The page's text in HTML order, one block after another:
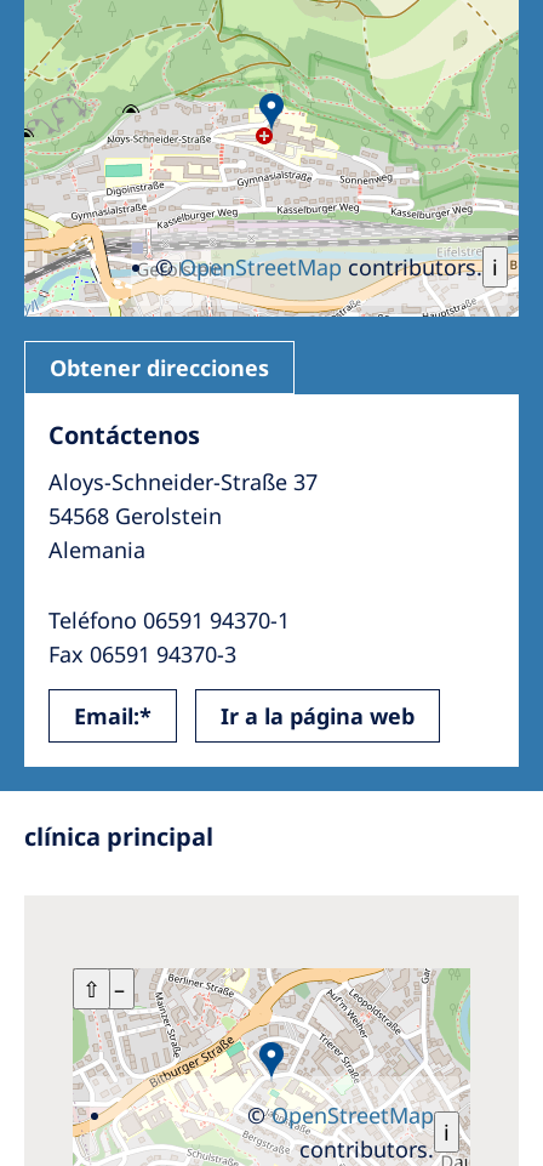
i
©OpenStreetMapcontributors.
Obtener direcciones
Contáctenos
Aloys-Schneider-Straße 37
54568 Gerolstein
Alemania
Teléfono 06591 94370-1
Fax 06591 94370-3
Email:* Ir a la página web
clínica principal
+ –
⇧
i
©OpenStreetMap
contributors.